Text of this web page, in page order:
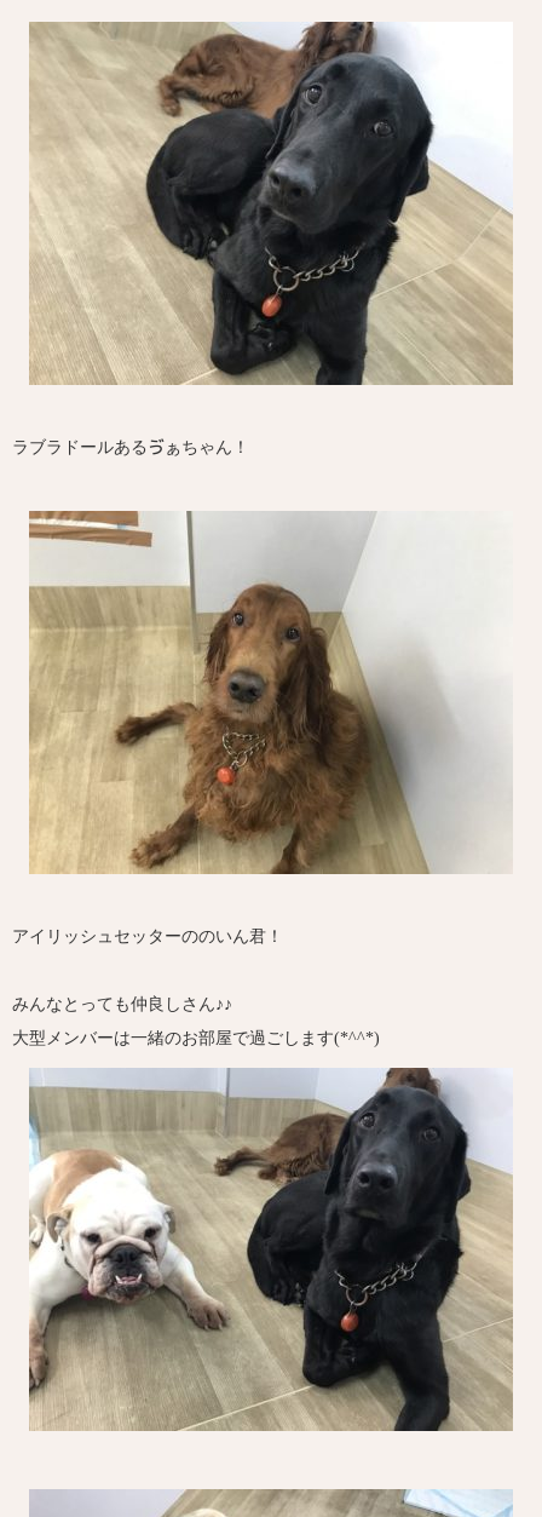
ラブラドールあるゔぁちゃん！
アイリッシュセッターののいん君！
みんなとっても仲良しさん♪♪
大型メンバーは一緒のお部屋で過ごします(*^^*)